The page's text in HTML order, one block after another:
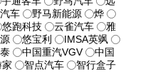
车 野马新能源
烨
悠跑科技 云雀汽车
雅
悠宝利
IMSA英飒
中国重汽VGV
中国
家 智点汽车
智行盒子